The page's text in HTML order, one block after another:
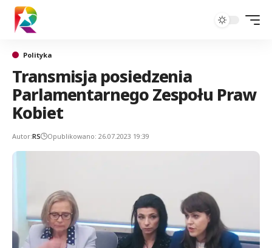
Polityka
Transmisja posiedzenia
Parlamentarnego Zespołu Praw
Kobiet
Autor:RS Opublikowano: 26.07.2023 19:39